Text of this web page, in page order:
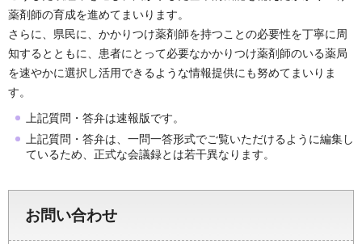
薬剤師の育成を進めてまいります。
さらに、県民に、かかりつけ薬剤師を持つことの必要性を丁寧に周
知するとともに、患者にとって必要なかかりつけ薬剤師のいる薬局
を速やかに選択し活用できるような情報提供にも努めてまいりま
す。
上記質問・答弁は速報版です。
上記質問・答弁は、一問一答形式でご覧いただけるように編集し
ているため、正式な会議録とは若干異なります。
お問い合わせ